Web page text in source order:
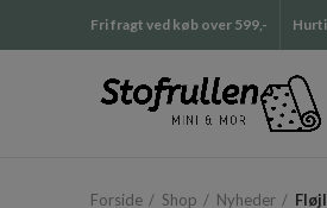
Fri fragt ved køb over 599,-
Forside Shop Nyheder